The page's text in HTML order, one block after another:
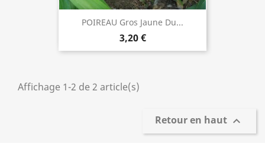
POIREAU Gros Jaune Du...
3,20 €
Affichage 1-2 de 2 article(s)
Retour en haut 